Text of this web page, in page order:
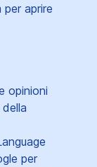
aprire
opinioni
per